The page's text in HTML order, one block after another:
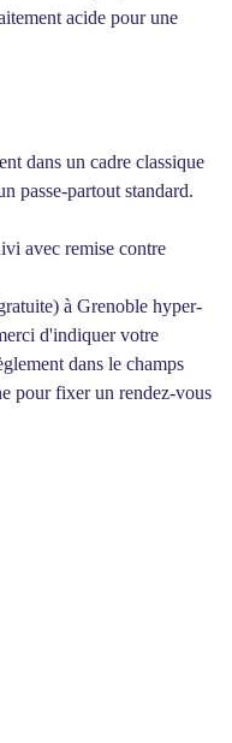
acide pour une
dans un cadre classique
passe-partout standard.
avec remise contre
à Grenoble hyper-
d'indiquer votre
dans le champs
pour fixer un rendez-vous